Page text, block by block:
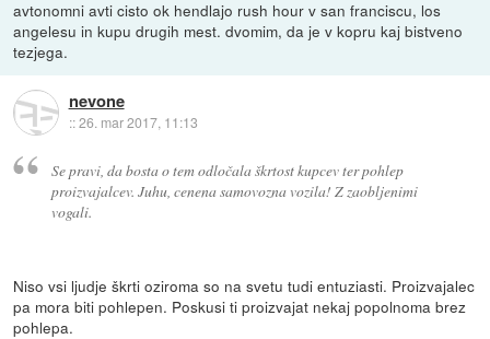
avtonomni avti cisto ok hendlajo rush hour v san franciscu, los
angelesu in kupu drugih mest. dvomim, da je v kopru kaj bistveno
tezjega.
nevone
::26. mar 2017, 11:13
Se pravi, da bosta o tem odločala škrtost kupcev ter pohlep
proizvajalcev. Juhu, cenena samovozna vozila! Z zaobljenimi
vogali.
Niso vsi ljudje škrti oziroma so na svetu tudi entuziasti. Proizvajalec
pa mora biti pohlepen. Poskusi ti proizvajat nekaj popolnoma brez
pohlepa.